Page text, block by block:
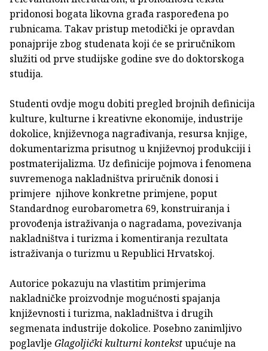
pridonosi bogata likovna građa raspoređena po
rubnicama. Takav pristup metodički je opravdan
ponajprije zbog studenata koji će se priručnikom
služiti od prve studijske godine sve do doktorskoga
studija.
Studenti ovdje mogu dobiti pregled brojnih definicija
kulture, kulturne i kreativne ekonomije, industrije
dokolice, književnoga nagrađivanja, resursa knjige,
dokumentarizma prisutnog u književnoj produkciji i
postmaterijalizma. Uz definicije pojmova i fenomena
suvremenoga nakladništva priručnik donosi i
primjere njihove konkretne primjene, poput
Standardnog eurobarometra 69, konstruiranja i
provođenja istraživanja o nagradama, povezivanja
nakladništva i turizma i komentiranja rezultata
istraživanja o turizmu u Republici Hrvatskoj.
Autorice pokazuju na vlastitim primjerima
nakladničke proizvodnje mogućnosti spajanja
književnosti i turizma, nakladništva i drugih
segmenata industrije dokolice. Posebno zanimljivo
poglavlje Glagoljički kulturni kontekstupućuje na